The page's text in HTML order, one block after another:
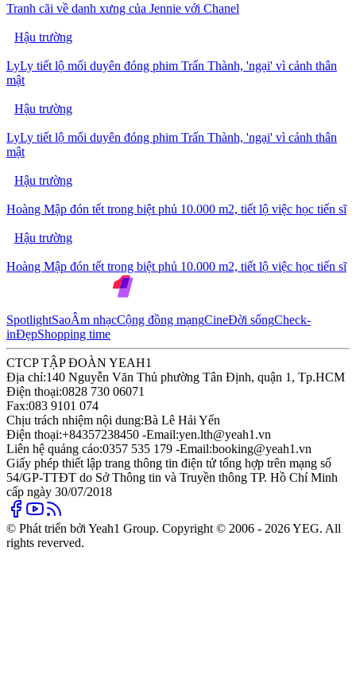
Tranh cãi về danh xưng của Jennie với Chanel
Hậu trường
LyLy tiết lộ mối duyên đóng phim Trấn Thành, 'ngại' vì cảnh thân
mật
Hậu trường
LyLy tiết lộ mối duyên đóng phim Trấn Thành, 'ngại' vì cảnh thân
mật
Hậu trường
Hoàng Mập đón tết trong biệt phủ 10.000 m2, tiết lộ việc học tiến sĩ
Hậu trường
Hoàng Mập đón tết trong biệt phủ 10.000 m2, tiết lộ việc học tiến sĩ
SpotlightSaoÂm nhạcCộng đồng mạngCineĐời sốngCheck-
inĐẹpShopping time
CTCP TẬP ĐOÀN YEAH1
Địa chỉ:140 Nguyễn Văn Thủ phường Tân Định, quận 1, Tp.HCM
Điện thoại:0828 730 06071
Fax:083 9101 074
Chịu trách nhiệm nội dung:Bà Lê Hải Yến
Điện thoại:+84357238450 -Email:yen.lth@yeah1.vn
Liên hệ quảng cáo:0357 535 179 -Email:booking@yeah1.vn
Giấy phép thiết lập trang thông tin điện tử tổng hợp trên mạng số
54/GP-TTĐT do Sở Thông tin và Truyền thông TP. Hồ Chí Minh
cấp ngày 30/07/2018
© Phát triển bởi Yeah1 Group. Copyright © 2006 - 2026 YEG. All
rights reverved.